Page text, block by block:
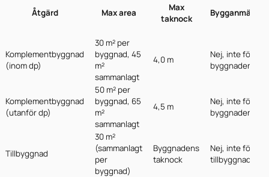
Åtgärd Max area
Max
taknock
Bygganmälan?
Komplementbyggnad
(inom dp)
30 m² per
byggnad, 45
m²
sammanlagt
4,0 m
Nej, inte för
byggnaden
Komplementbyggnad
(utanför dp)
50 m² per
byggnad, 65
m²
sammanlagt
4,5 m
Nej, inte för
byggnaden
Tillbyggnad
30 m²
(sammanlagt
per
byggnad)
Byggnadens
taknock
Nej, inte för
tillbyggnaden